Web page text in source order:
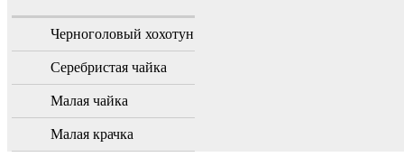
Черноголовый хохотун
Серебристая чайка
Малая чайка
Малая крачка